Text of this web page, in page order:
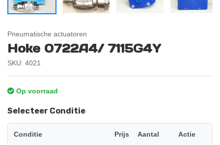
Pneumatische actuatoren
Hoke 0722A4/ 7115G4Y
SKU: 4021
Op voorraad
Selecteer Conditie
Conditie Prijs Aantal Actie